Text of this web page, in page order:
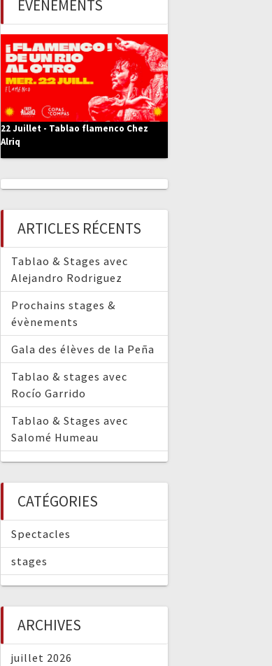
r
:
ÉVÈNEMENTS
22 Juillet - Tablao flamenco Chez
Alriq
ARTICLES RÉCENTS
Tablao & Stages avec
Alejandro Rodriguez
Prochains stages &
évènements
Gala des élèves de la Peña
Tablao & stages avec
Rocío Garrido
Tablao & Stages avec
Salomé Humeau
CATÉGORIES
Spectacles
stages
ARCHIVES
juillet 2026